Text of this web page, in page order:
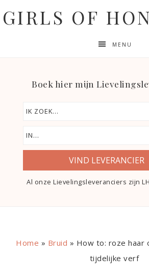
GIRLS OF
MENU
Boek hier mijn
VIND LEVERANCIER
Al onze Lievelingsleveranciers zijn
Home » Bruid » How to: roze haar
tijdelijke verf